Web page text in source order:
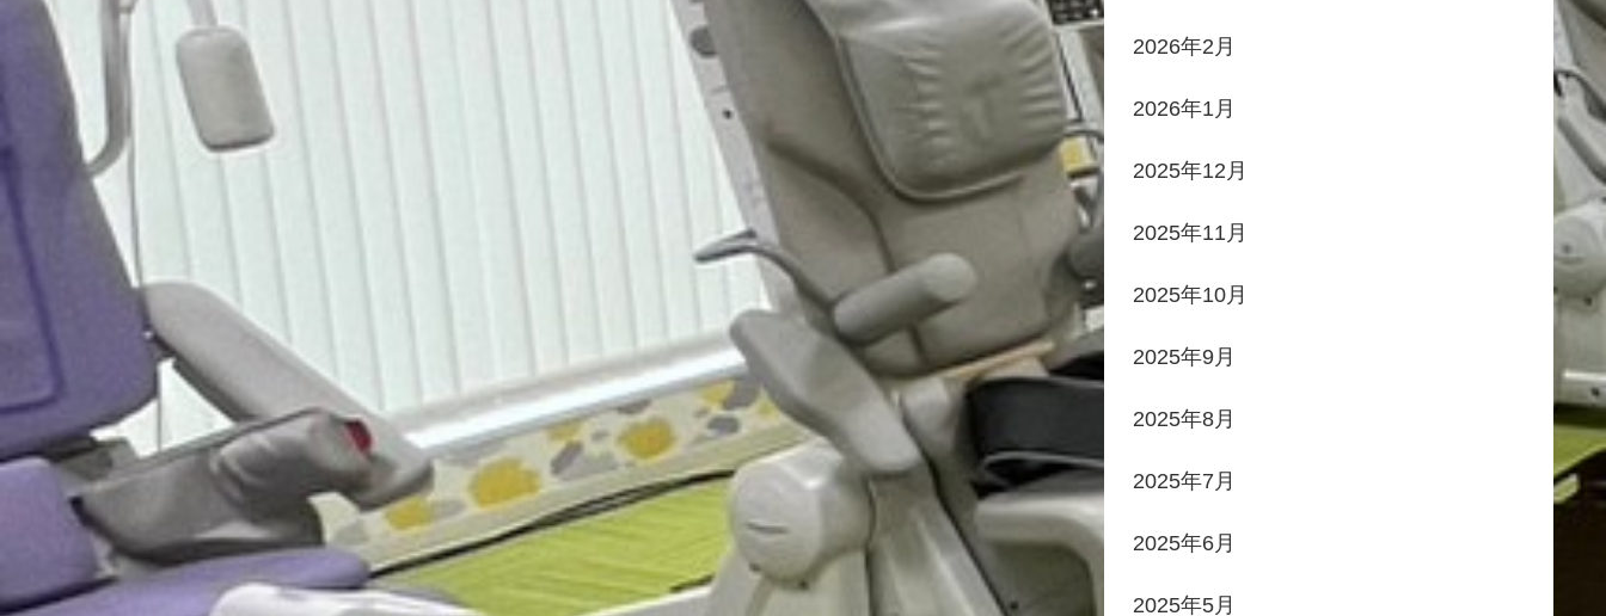
2026年2月
2026年1月
2025年12月
2025年11月
2025年10月
2025年9月
2025年8月
2025年7月
2025年6月
2025年5月